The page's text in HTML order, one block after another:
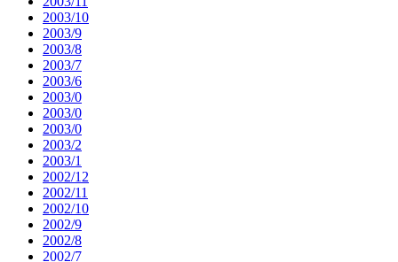
2003/10
2003/9
2003/8
2003/7
2003/6
2003/0
2003/0
2003/0
2003/2
2003/1
2002/12
2002/11
2002/10
2002/9
2002/8
2002/7